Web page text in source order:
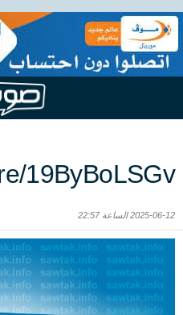
19ByBoLSGv/
2025-06-12 الساعة 22:57